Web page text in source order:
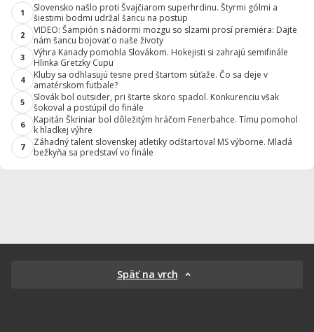
1
Slovensko našlo proti Švajčiarom superhrdinu. Štyrmi gólmi a
šiestimi bodmi udržal šancu na postup
2
VIDEO: Šampión s nádormi mozgu so slzami prosí premiéra: Dajte
nám šancu bojovať o naše životy
3
Výhra Kanady pomohla Slovákom. Hokejisti si zahrajú semifinále
Hlinka Gretzky Cupu
4
Kluby sa odhlasujú tesne pred štartom súťaže. Čo sa deje v
amatérskom futbale?
5
Slovák bol outsider, pri štarte skoro spadol. Konkurenciu však
šokoval a postúpil do finále
6
Kapitán Škriniar bol dôležitým hráčom Fenerbahce. Tímu pomohol
k hladkej výhre
7
Záhadný talent slovenskej atletiky odštartoval MS výborne. Mladá
bežkyňa sa predstaví vo finále
Späť na vrch